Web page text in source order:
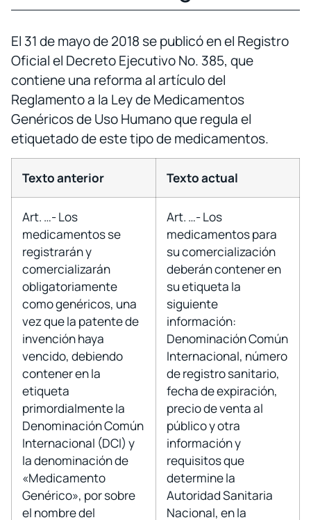
El 31 de mayo de 2018 se publicó en el Registro
Oficial el Decreto Ejecutivo No. 385, que
contiene una reforma al artículo del
Reglamento a la Ley de Medicamentos
Genéricos de Uso Humano que regula el
etiquetado de este tipo de medicamentos.
Texto anterior Texto actual
Art. …- Los
medicamentos se
registrarán y
comercializarán
obligatoriamente
como genéricos, una
vez que la patente de
invención haya
vencido, debiendo
contener en la
etiqueta
primordialmente la
Denominación Común
Internacional (DCI) y
la denominación de
«Medicamento
Genérico», por sobre
el nombre del
Art. …- Los
medicamentos para
su comercialización
deberán contener en
su etiqueta la
siguiente
información:
Denominación Común
Internacional, número
de registro sanitario,
fecha de expiración,
precio de venta al
público y otra
información y
requisitos que
determine la
Autoridad Sanitaria
Nacional, en la